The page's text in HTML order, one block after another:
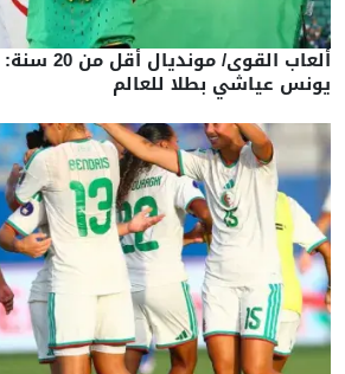
ألعاب
يونس عياشي بطلا للعالم